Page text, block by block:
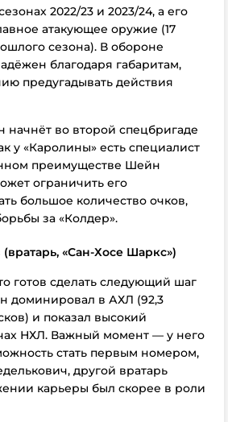
2022/23 и 2023/24, а его
атакующее оружие (17
сезона). В обороне
благодаря габаритам,
предугадывать действия
во второй спецбригаде
у «Каролины» есть специалист
преимуществе Шейн
ограничить его
большое количество очков,
за «Колдер».
«Сан-Хосе Шаркс»)
готов сделать следующий шаг
доминировал в АХЛ (92,3
и показал высокий
НХЛ. Важный момент — у него
стать первым номером,
другой вратарь
карьеры был скорее в роли